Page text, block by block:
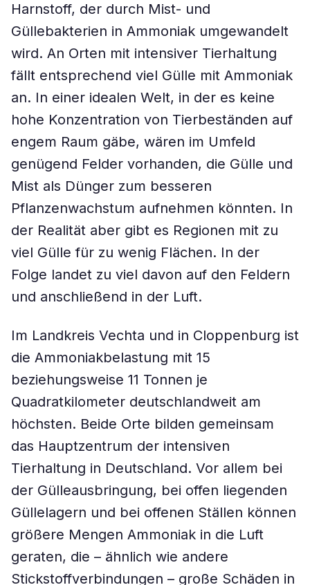
Harnstoff, der durch Mist- und
Güllebakterien in Ammoniak umgewandelt
wird. An Orten mit intensiver Tierhaltung
fällt entsprechend viel Gülle mit Ammoniak
an. In einer idealen Welt, in der es keine
hohe Konzentration von Tierbeständen auf
engem Raum gäbe, wären im Umfeld
genügend Felder vorhanden, die Gülle und
Mist als Dünger zum besseren
Pflanzenwachstum aufnehmen könnten. In
der Realität aber gibt es Regionen mit zu
viel Gülle für zu wenig Flächen. In der
Folge landet zu viel davon auf den Feldern
und anschließend in der Luft.
Im Landkreis Vechta und in Cloppenburg ist
die Ammoniakbelastung mit 15
beziehungsweise 11 Tonnen je
Quadratkilometer deutschlandweit am
höchsten. Beide Orte bilden gemeinsam
das Hauptzentrum der intensiven
Tierhaltung in Deutschland. Vor allem bei
der Gülleausbringung, bei offen liegenden
Güllelagern und bei offenen Ställen können
größere Mengen Ammoniak in die Luft
geraten, die – ähnlich wie andere
Stickstoffverbindungen – große Schäden in